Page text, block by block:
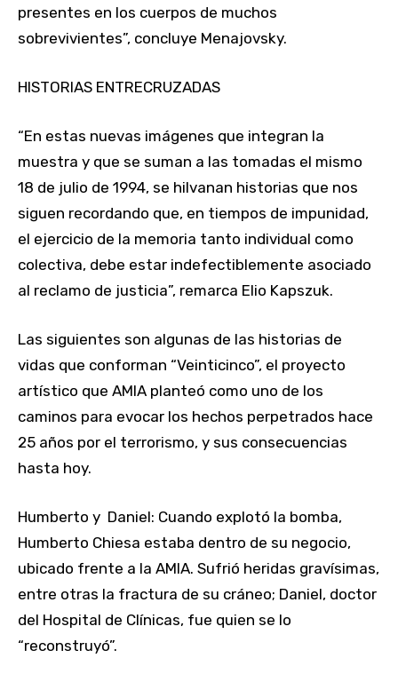
presentes en los cuerpos de muchos
sobrevivientes”, concluye Menajovsky.
HISTORIAS ENTRECRUZADAS
“En estas nuevas imágenes que integran la
muestra y que se suman a las tomadas el mismo
18 de julio de 1994, se hilvanan historias que nos
siguen recordando que, en tiempos de impunidad,
el ejercicio de la memoria tanto individual como
colectiva, debe estar indefectiblemente asociado
al reclamo de justicia”, remarca Elio Kapszuk.
Las siguientes son algunas de las historias de
vidas que conforman “Veinticinco”, el proyecto
artístico que AMIA planteó como uno de los
caminos para evocar los hechos perpetrados hace
25 años por el terrorismo, y sus consecuencias
hasta hoy.
Humberto y Daniel: Cuando explotó la bomba,
Humberto Chiesa estaba dentro de su negocio,
ubicado frente a la AMIA. Sufrió heridas gravísimas,
entre otras la fractura de su cráneo; Daniel, doctor
del Hospital de Clínicas, fue quien se lo
“reconstruyó”.